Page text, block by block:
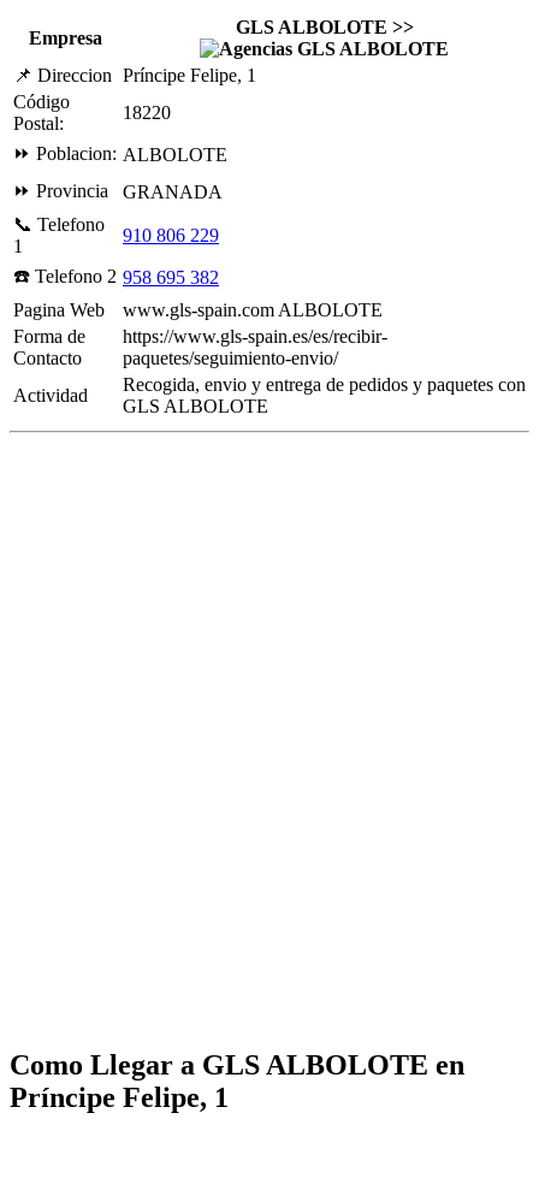
Empresa
GLS ALBOLOTE >>
📌 Direccion Príncipe Felipe, 1
Código
Postal:
18220
⏩ Poblacion: ALBOLOTE
⏩ Provincia
GRANADA
📞 Telefono
1
910 806 229
☎️ Telefono 2 958 695 382
Pagina Web
www.gls-spain.com ALBOLOTE
Forma de
Contacto
https://www.gls-spain.es/es/recibir-
paquetes/seguimiento-envio/
Actividad
Recogida, envio y entrega de pedidos y paquetes con
GLS ALBOLOTE
Como Llegar a GLS ALBOLOTE en
Príncipe Felipe, 1